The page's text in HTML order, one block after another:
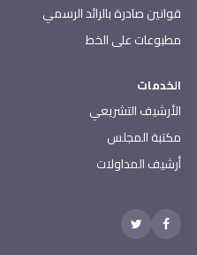
قوانين صادرة بالرائد الرسمي
مطبوعات على الخط
الخدمات
الأرشيف التشريعي
مكتبة المجلس
أرشيف المداولات